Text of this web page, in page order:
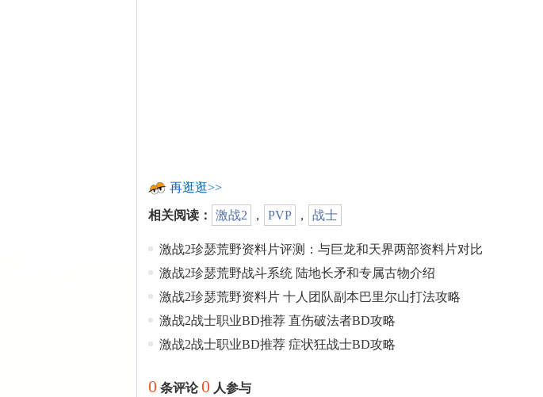
再逛逛>>
相关阅读： 激战2 ， PVP ， 战士
激战2珍瑟荒野资料片评测：与巨龙和天界两部资料片对比
激战2珍瑟荒野战斗系统 陆地长矛和专属古物介绍
激战2珍瑟荒野资料片 十人团队副本巴里尔山打法攻略
激战2战士职业BD推荐 直伤破法者BD攻略
激战2战士职业BD推荐 症状狂战士BD攻略
0 条评论0 人参与